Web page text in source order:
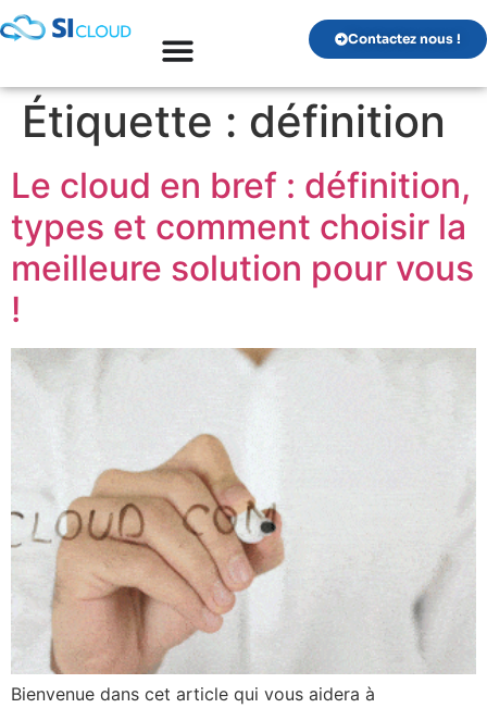
Contactez nous !
Étiquette : définition
Le cloud en bref : définition,
types et comment choisir la
meilleure solution pour vous
!
Bienvenue dans cet article qui vous aidera à